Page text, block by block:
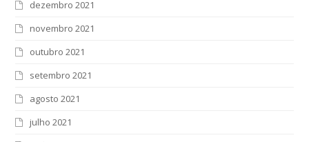
dezembro 2021
novembro 2021
outubro 2021
setembro 2021
agosto 2021
julho 2021